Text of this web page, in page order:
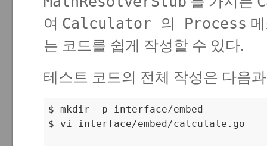
여 Calculator 의 Process
는 코드를 쉽게 작성할 수 있다.
테스트 코드의 전체 작성은 다음
$ mkdir -p interface/embed
$ vi interface/embed/calculate.go